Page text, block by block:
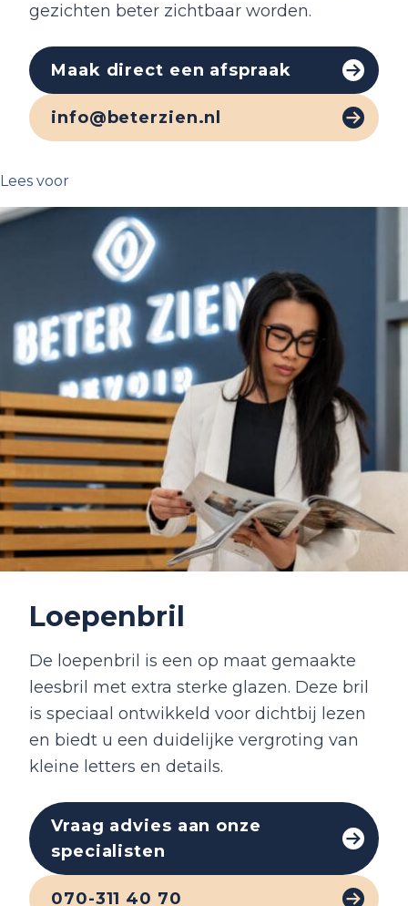
gezichten beter zichtbaar worden.
Maak direct een afspraak
info@beterzien.nl
Lees voor
Loepenbril
De loepenbril is een op maat gemaakte
leesbril met extra sterke glazen. Deze bril
is speciaal ontwikkeld voor dichtbij lezen
en biedt u een duidelijke vergroting van
kleine letters en details.
Vraag advies aan onze
specialisten
070-311 40 70